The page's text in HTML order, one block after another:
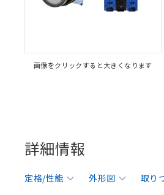
画像をクリックすると大きくなります
詳細情報
定格/性能 外形図 取り